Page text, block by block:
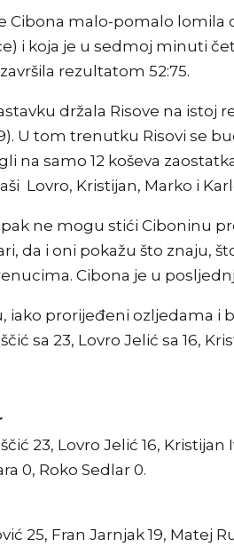
Cibona malo-pomalo lomila
i koja je u sedmoj minuti
rezultatom 52:75.
držala Risove na
U tom trenutku Risovi se
na samo 12 koševa
Lovro, Kristijan, Marko i
ne mogu stići Ciboninu
da i oni pokažu što znaju,
Cibona je u
iako prorijeđeni ozljedama i
sa 23, Lovro Jelić sa 16,
23, Lovro Jelić 16,
0, Roko Sedlar 0.
25, Fran Jarnjak 19, Matej